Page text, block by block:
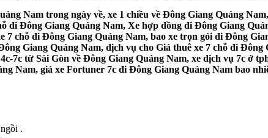
Nam trong ngày về, xe 1 chiều về Đông Giang Quảng
đi Đông Giang Quảng Nam, Xe hợp đồng đi Đông Giang
7 chỗ đi Đông Giang Quảng Nam, bao xe trọn gói đi Đông
Giang Quảng Nam, dịch vụ cho Giá thuê xe 7 chỗ đi
7c từ Sài Gòn về Đông Giang Quảng Nam, xe dịch vụ 7c ở
Nam, giá xe Fortuner 7c đi Đông Giang Quảng Nam bao
.